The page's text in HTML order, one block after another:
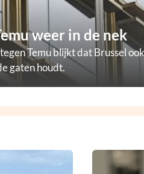
weer in de nek
Temu blijkt dat Brussel
gaten houdt.